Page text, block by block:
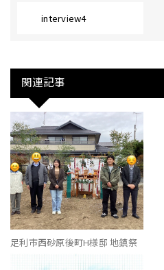
interview4
関連記事
足利市西砂原後町H様邸 地鎮祭